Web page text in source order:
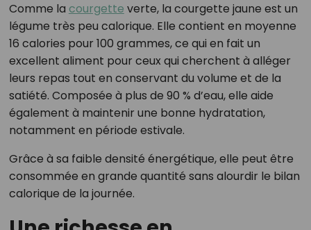
Comme la courgette verte, la courgette jaune est un
légume très peu calorique. Elle contient en moyenne
16 calories pour 100 grammes, ce qui en fait un
excellent aliment pour ceux qui cherchent à alléger
leurs repas tout en conservant du volume et de la
satiété. Composée à plus de 90 % d’eau, elle aide
également à maintenir une bonne hydratation,
notamment en période estivale.
Grâce à sa faible densité énergétique, elle peut être
consommée en grande quantité sans alourdir le bilan
calorique de la journée.